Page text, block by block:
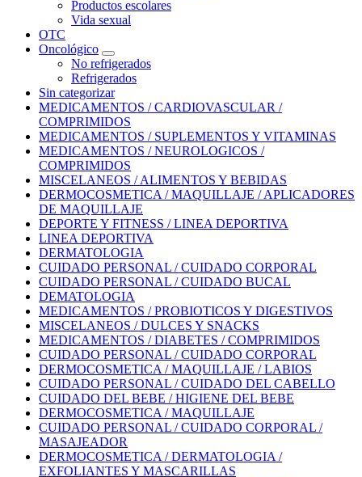
Productos escolares
Vida sexual
OTC
Oncológico
No refrigerados
Refrigerados
Sin categorizar
MEDICAMENTOS / CARDIOVASCULAR /
COMPRIMIDOS
MEDICAMENTOS / SUPLEMENTOS Y VITAMINAS
MEDICAMENTOS / NEUROLOGICOS /
COMPRIMIDOS
MISCELANEOS / ALIMENTOS Y BEBIDAS
DERMOCOSMETICA / MAQUILLAJE / APLICADORES
DE MAQUILLAJE
DEPORTE Y FITNESS / LINEA DEPORTIVA
LINEA DEPORTIVA
DERMATOLOGIA
CUIDADO PERSONAL / CUIDADO CORPORAL
CUIDADO PERSONAL / CUIDADO BUCAL
DEMATOLOGIA
MEDICAMENTOS / PROBIOTICOS Y DIGESTIVOS
MISCELANEOS / DULCES Y SNACKS
MEDICAMENTOS / DIABETES / COMPRIMIDOS
CUIDADO PERSONAL / CUIDADO CORPORAL
DERMOCOSMETICA / MAQUILLAJE / LABIOS
CUIDADO PERSONAL / CUIDADO DEL CABELLO
CUIDADO DEL BEBE / HIGIENE DEL BEBE
DERMOCOSMETICA / MAQUILLAJE
CUIDADO PERSONAL / CUIDADO CORPORAL /
MASAJEADOR
DERMOCOSMETICA / DERMATOLOGIA /
EXFOLIANTES Y MASCARILLAS